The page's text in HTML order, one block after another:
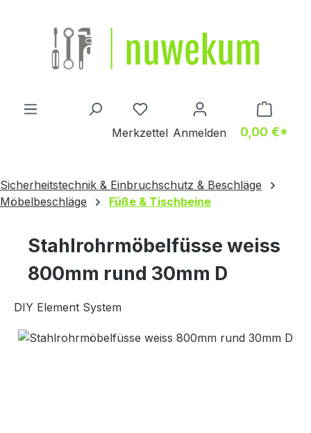
Du hast 0 Produkte auf dem
Merkzettel Anmelden 0,00 €*
Sicherheitstechnik & Einbruchschutz & Beschläge
Möbelbeschläge
Füße & Tischbeine
Stahlrohrmöbelfüsse weiss
800mm rund 30mm D
DIY Element System
Bildergalerie überspringen